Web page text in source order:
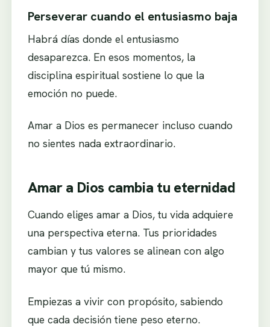
Perseverar cuando el entusiasmo baja
Habrá días donde el entusiasmo
desaparezca. En esos momentos, la
disciplina espiritual sostiene lo que la
emoción no puede.
Amar a Dios es permanecer incluso cuando
no sientes nada extraordinario.
Amar a Dios cambia tu eternidad
Cuando eliges amar a Dios, tu vida adquiere
una perspectiva eterna. Tus prioridades
cambian y tus valores se alinean con algo
mayor que tú mismo.
Empiezas a vivir con propósito, sabiendo
que cada decisión tiene peso eterno.